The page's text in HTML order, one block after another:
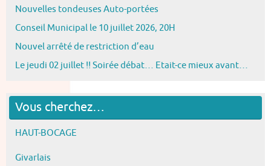
Nouvelles tondeuses Auto-portées
Conseil Municipal le 10 juillet 2026, 20H
Nouvel arrêté de restriction d’eau
Le jeudi 02 juillet !! Soirée débat… Etait-ce mieux avant…
Vous cherchez…
HAUT-BOCAGE
Givarlais